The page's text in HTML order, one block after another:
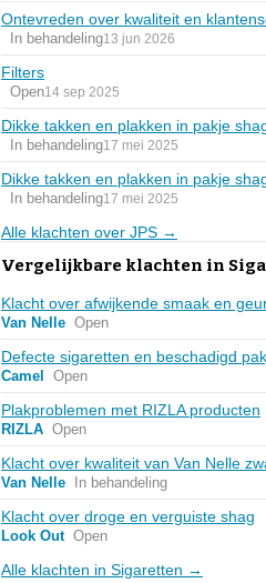
Ontevreden over kwaliteit en
In behandeling13 jun 2026
Filters
Open14 sep 2025
Dikke takken en plakken in pakje
In behandeling17 mei 2025
Dikke takken en plakken in pakje
In behandeling17 mei 2025
Alle klachten over JPS →
Vergelijkbare klachten in
Klacht over afwijkende smaak en
Van Nelle Open
Defecte sigaretten en beschadigd
Camel Open
Plakproblemen met RIZLA producten
RIZLA Open
Klacht over kwaliteit van Van Nelle
Van Nelle In behandeling
Klacht over droge en verguiste shag
Look Out Open
Alle klachten in Sigaretten →